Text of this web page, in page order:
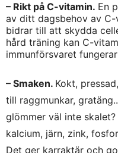
– Rikt på C-vitamin. En
av ditt dagsbehov av
bidrar till att skydda
hård träning kan C-
immunförsvaret
– Smaken. Kokt,
till raggmunkar,
glömmer väl inte
kalcium, järn, zink,
Det ger karraktär och